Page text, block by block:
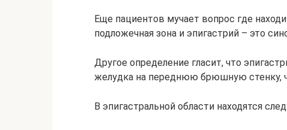
Еще пациентов мучает вопрос где
подложечная зона и эпигастрий – это
Другое определение гласит, что
желудка на переднюю брюшную стенку,
В эпигастральной области находятся